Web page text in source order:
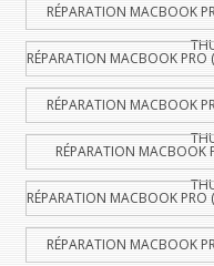
RÉPARATION MACBOOK
RÉPARATION MACBOOK PRO
RÉPARATION MACBOOK
RÉPARATION MACBOOK
RÉPARATION MACBOOK PRO
RÉPARATION MACBOOK